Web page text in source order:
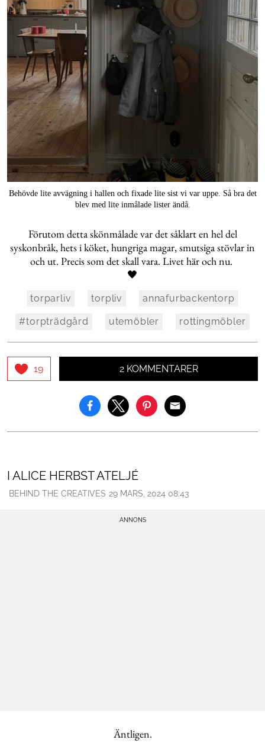
Behövde lite avvägning i hallen och fixade lite sist vi var uppe. Så bra det
blev med lite inmålade lister ändå.
Förutom detta skönmålade var det såklart en hel del
syskonbråk, hets i köket, hungriga magar, smutsiga stövlar in
och ut. Precis som det skall vara. Livet här och nu.
🖤
torparliv torpliv annafurbackentorp
#torpträdgård utemöbler rottingmöbler
19 2 KOMMENTARER
I ALICE HERBST ATELJÉ
BEHIND THE CREATIVES 29 MARS, 2024 08:43
Äntligen.